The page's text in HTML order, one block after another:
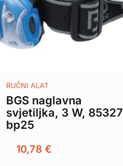
RUČNI ALAT
BGS naglavna
svjetiljka, 3 W, 85327
bp25
10,78 €